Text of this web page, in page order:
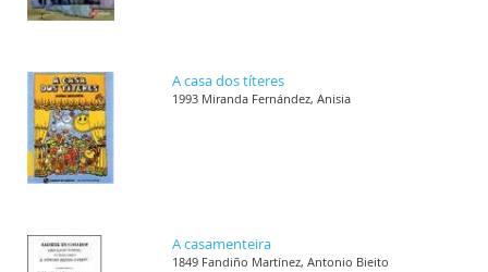
A casa dos títeres
1993 Miranda Fernández, Anisia
A casamenteira
1849 Fandiño Martínez, Antonio Bieito